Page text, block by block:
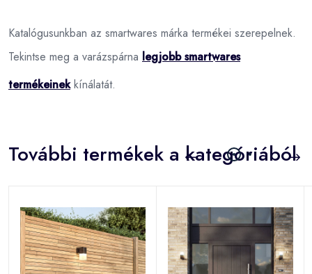
Katalógusunkban az smartwares márka termékei szerepelnek.
Tekintse meg a varázspárna legjobb smartwares
termékeinekkínálatát.
További termékek a kategóriából